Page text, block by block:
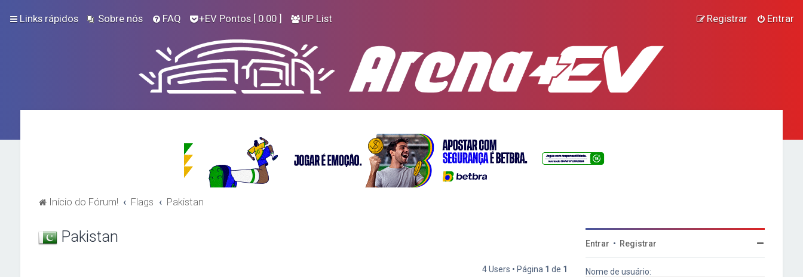
Links rápidos Sobre nós FAQ +EV Pontos [ 0.00 ] UP List Entrar
Registrar
Início do Fórum! Flags Pakistan
Pakistan
4 Users • Página 1 de 1
Entrar • Registrar
Nome de usuário: